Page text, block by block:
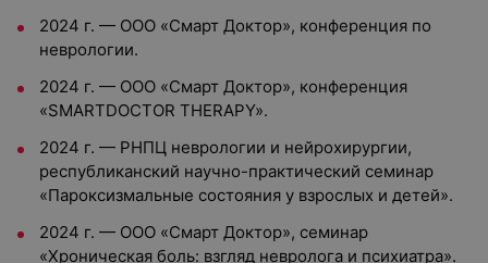
2024 г. — ООО «Смарт Доктор», конференция по
неврологии.
2024 г. — ООО «Смарт Доктор», конференция
«SMARTDOCTOR THERAPY».
2024 г. — РНПЦ неврологии и нейрохирургии,
республиканский научно-практический семинар
«Пароксизмальные состояния у взрослых и детей».
2024 г. — ООО «Смарт Доктор», семинар
«Хроническая боль: взгляд невролога и психиатра».